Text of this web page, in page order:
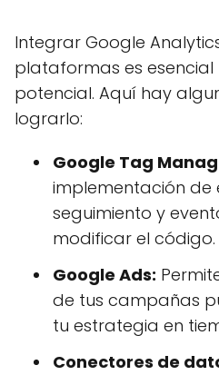
Integrar Google
plataformas es
potencial. Aquí hay
lograrlo:
Google Tag
implementación de
seguimiento y
modificar el código.
Google Ads:
de tus campañas
tu estrategia en
Conectores de